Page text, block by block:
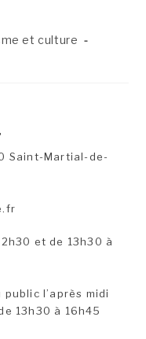
et culture
Saint-Martial-de-
et de 13h30 à
public l’après midi
13h30 à 16h45